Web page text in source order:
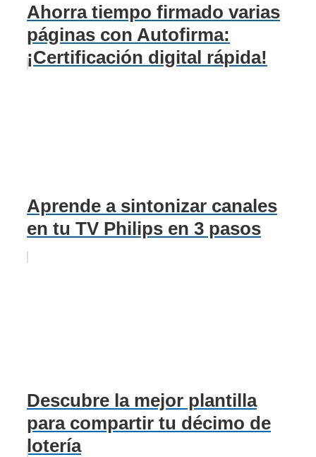
Ahorra tiempo firmado varias
páginas con Autofirma:
¡Certificación digital rápida!
Aprende a sintonizar canales
en tu TV Philips en 3 pasos
Descubre la mejor plantilla
para compartir tu décimo de
lotería